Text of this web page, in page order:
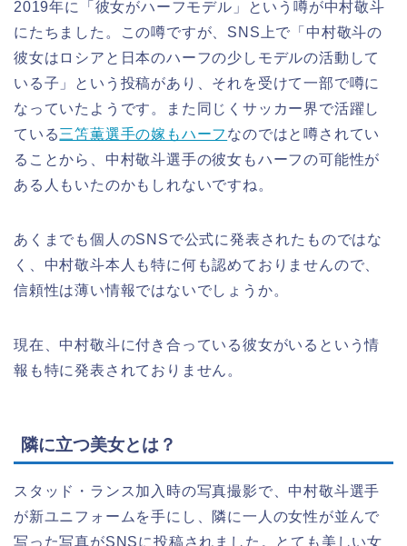
2019年に「彼女がハーフモデル」という噂が中村敬斗
にたちました。この噂ですが、SNS上で「中村敬斗の
彼女はロシアと日本のハーフの少しモデルの活動して
いる子」という投稿があり、それを受けて一部で噂に
なっていたようです。また同じくサッカー界で活躍し
ている三笘薫選手の嫁もハーフ なのではと噂されてい
ることから、中村敬斗選手の彼女もハーフの可能性が
ある人もいたのかもしれないですね。
あくまでも個人のSNSで公式に発表されたものではな
く、中村敬斗本人も特に何も認めておりませんので、
信頼性は薄い情報ではないでしょうか。
現在、中村敬斗に付き合っている彼女がいるという情
報も特に発表されておりません。
隣に立つ美女とは？
スタッド・ランス加入時の写真撮影で、中村敬斗選手
が新ユニフォームを手にし、隣に一人の女性が並んで
写った写真がSNSに投稿されました。とても美しい女